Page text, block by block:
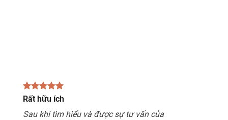
Rất hữu ích
Sau khi tìm hiểu và được sự tư vấn của